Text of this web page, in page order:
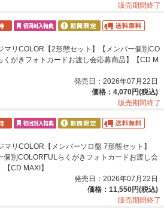
販売期間終了
マリCOLOR【2形態セット】【メンバー個別CO
くがきフォトカードお渡し会応募商品】【CD M
発売日：2026年07月22日
価格：4,070円(税込)
販売期間終了
マリCOLOR【メンバーソロ盤 7形態セット】
個別COLORFULらくがきフォトカードお渡し会
【CD MAXI】
発売日：2026年07月22日
価格：11,550円(税込)
販売期間終了